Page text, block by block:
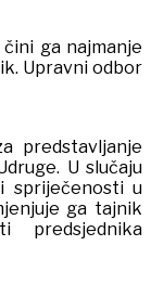
ga najmanje
Upravni odbor
predstavljanje
U slučaju
spriječenosti u
ga tajnik
predsjednika